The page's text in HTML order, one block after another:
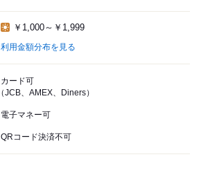
￥1,000～￥1,999
利用金額分布を見る
カード可
（JCB、AMEX、Diners）
電子マネー可
QRコード決済不可